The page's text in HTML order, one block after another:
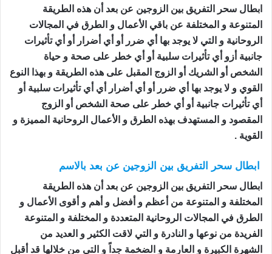
ابطال سحر التفريق بين الزوجين عن بعد أن هذه الطريقة
المتنوعة و المختلفة عن باقي الأعمال و الطرق في المجالات
الروحانية و التي لا يوجد بها أي ضرر أو أي أضرار أو أي تأثيرات
جانبية أزو أي تأثيرات سلبية أو أي خطر على صحة و حياة
الشخص أو الشريك أو الزوج المقبل على هذه الطريقة و بهذا النوع
القوي و لا يوجد بها أي ضرر أو أي أضرار أي أي تأثيرات سلبية أو
أي تأثيرات جانبية أو أي خطر على صحة الشخص أو الزوج
المقصود و المستهدف بهذه الطرق و الأعمال الروحانية المميزة و
القوية .
ابطال سحر التفريق بين الزوجين عن بعد بالاسم
ابطال سحر التفريق بين الزوجين عن بعد أن هذه الطريقة
المختلفة و المتنوعة من أعظم و أفضل و أهم و أقوى الأعمال و
الطرق في المجالات الروحانية المتعددة و المختلفة و المتنوعة
الفريدة من نوعها و النادرة و التي لاقت الكثير و العديد من
الشهرة الكبيرة و العارمة و الضخمة جداً و التي من خلالها قد أقبل